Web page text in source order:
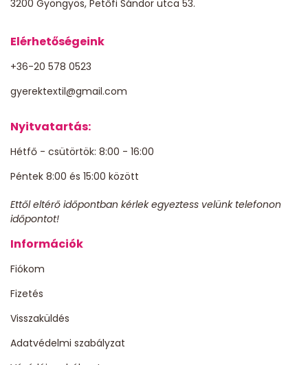
3200 Gyöngyös, Petőfi Sándor utca 53.
Elérhetőségeink
+36-20 578 0523
gyerektextil@gmail.com
Nyitvatartás:
Hétfő - csütörtök: 8:00 - 16:00
Péntek 8:00 és 15:00 között
Ettől eltérő időpontban kérlek egyeztess velünk telefonon
időpontot!
Információk
Fiókom
Fizetés
Visszaküldés
Adatvédelmi szabályzat